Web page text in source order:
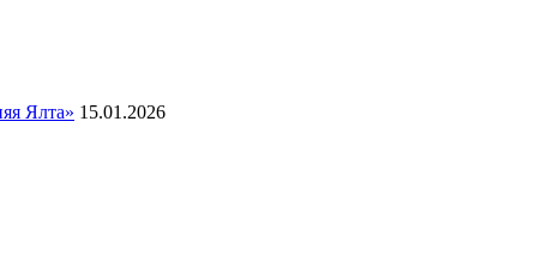
Ялта» 15.01.2026